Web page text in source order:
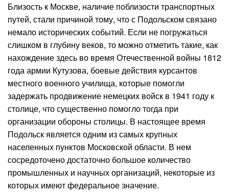
Близость к Москве, наличие поблизости транспортных
путей, стали причиной тому, что с Подольском связано
немало исторических событий. Если не погружаться
слишком в глубину веков, то можно отметить такие, как
нахождение здесь во время Отечественной войны 1812
года армии Кутузова, боевые действия курсантов
местного военного училища, которые помогли
задержать продвижение немецких войск в 1941 году к
столице, что существенно помогло тогда при
организации обороны столицы. В настоящее время
Подольск является одним из самых крупных
населенных пунктов Московской области. В нем
сосредоточено достаточно большое количество
промышленных и научных организаций, некоторые из
которых имеют федеральное значение.